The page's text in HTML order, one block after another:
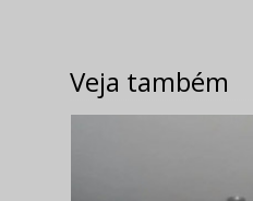
Veja também